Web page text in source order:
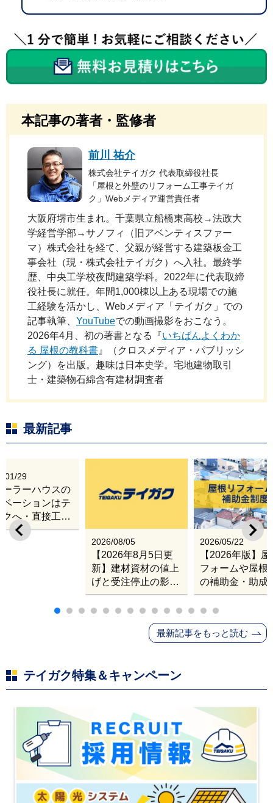
本記事の著者・監修者
前川 祐介
株式会社テイガク 代表取締役社長
「屋根と外壁のリフォーム工事テイガ
ク」Webメディア運営責任者
大阪府堺市生まれ。千葉県立船橋東高校→法政大
学経営学部→サノフィ（旧アベンティスファー
マ）株式会社を経て、父親が経営する建築板金工
事会社（現・株式会社テイガク）へ入社。最終学
歴、中央工学校夜間建築学科。2022年に代表取締
役社長に就任。年間1,000棟以上ある現場での施
工経験を活かし、Webメディア「テイガク」での
記事執筆、 YouTubeでの動画撮影をおこなう。
2026年4月、初の著書となる『いちばんよくわか
る 屋根の教科書 』（クロスメディア・パブリッシ
ング）を出版。趣味は日本史学。宅地建物取引
士・建築物石綿含有建材調査者
最新記事
2026/08/05
【2026年8月5日更
新】建材資材の値上
げと受注停止の影響
｜塗料・屋根材・シ
ンナー・断熱材・ル
ーフィングの値上げ
と材料入手困難・出
2026/05/22
【2026年版】
フォームや屋根
の補助金・助成
業
01/29
ーラーハウスの
ベーションはテ
クへ・直接工事
張改修サービス
最新記事をもっと読む
テイガク特集＆キャンペーン